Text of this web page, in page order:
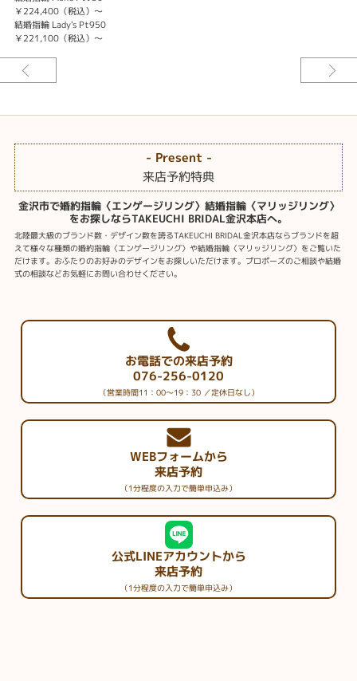
￥224,400（税込）～
結婚指輪 Lady's Pt950
￥221,100（税込）～
- Present -
来店予約特典
金沢市で婚約指輪〈エンゲージリング〉結婚指輪〈マリッジリング〉
をお探しならTAKEUCHI BRIDAL金沢本店へ。
北陸最大級のブランド数・デザイン数を誇るTAKEUCHI BRIDAL金沢本店ならブランドを超
えて様々な種類の婚約指輪〈エンゲージリング〉や結婚指輪〈マリッジリング〉をご覧いた
だけます。おふたりのお好みのデザインをお探しいただけます。プロポーズのご相談や結婚
式の相談などお気軽にお問い合わせください。
お電話での来店予約
076-256-0120
（営業時間11：00～19：30 ／定休日なし）
WEBフォームから
来店予約
（1分程度の入力で簡単申込み）
公式LINEアカウントから
来店予約
（1分程度の入力で簡単申込み）